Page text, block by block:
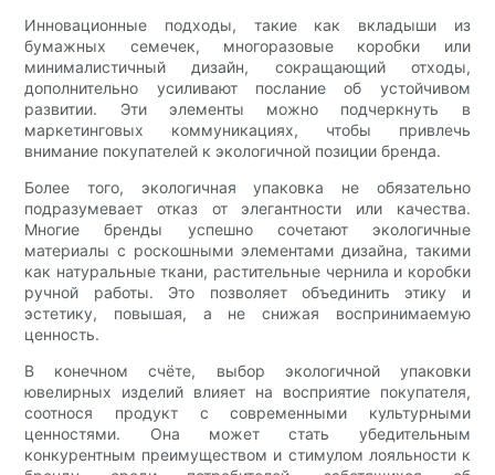
Инновационные подходы, такие как вкладыши из
бумажных семечек, многоразовые коробки или
минималистичный дизайн, сокращающий отходы,
дополнительно усиливают послание об устойчивом
развитии. Эти элементы можно подчеркнуть в
маркетинговых коммуникациях, чтобы привлечь
внимание покупателей к экологичной позиции бренда.
Более того, экологичная упаковка не обязательно
подразумевает отказ от элегантности или качества.
Многие бренды успешно сочетают экологичные
материалы с роскошными элементами дизайна, такими
как натуральные ткани, растительные чернила и коробки
ручной работы. Это позволяет объединить этику и
эстетику, повышая, а не снижая воспринимаемую
ценность.
В конечном счёте, выбор экологичной упаковки
ювелирных изделий влияет на восприятие покупателя,
соотнося продукт с современными культурными
ценностями. Она может стать убедительным
конкурентным преимуществом и стимулом лояльности к